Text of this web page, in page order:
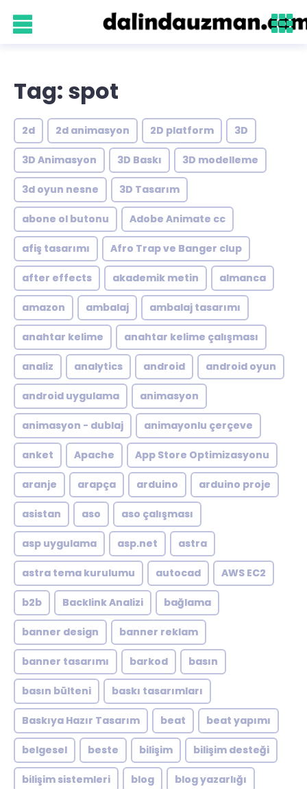
Tag: spot
2d 2d animasyon 2D platform 3D
3D Animasyon 3D Baskı 3D modelleme
3d oyun nesne 3D Tasarım
abone ol butonu Adobe Animate cc
afiş tasarımı Afro Trap ve Banger clup
after effects akademik metin almanca
amazon ambalaj ambalaj tasarımı
anahtar kelime anahtar kelime çalışması
analiz analytics android android oyun
android uygulama animasyon
animasyon - dublaj animayonlu çerçeve
anket Apache App Store Optimizasyonu
aranje arapça arduino arduino proje
asistan aso aso çalışması
asp uygulama asp.net astra
astra tema kurulumu autocad AWS EC2
b2b Backlink Analizi bağlama
banner design banner reklam
banner tasarımı barkod basın
basın bülteni baskı tasarımları
Baskıya Hazır Tasarım beat beat yapımı
belgesel beste bilişim bilişim desteği
bilişim sistemleri blog blog yazarlığı